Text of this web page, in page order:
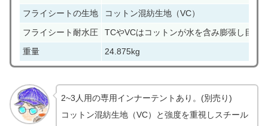
フライシートの生地
コットン混紡生地（VC）
フライシート耐水圧
TCやVCはコットンが水を含み膨張し目が
重量
24.875kg
2~3人用の専用インナーテントあり。(別売り)
コットン混紡生地（VC）と強度を重視しスチール